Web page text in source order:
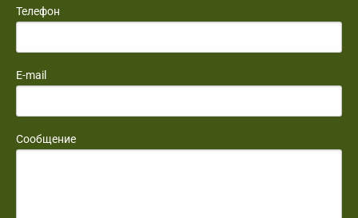
Телефон
E-mail
Сообщение